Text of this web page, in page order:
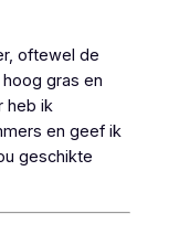
oftewel de
gras en
heb ik
en geef ik
geschikte